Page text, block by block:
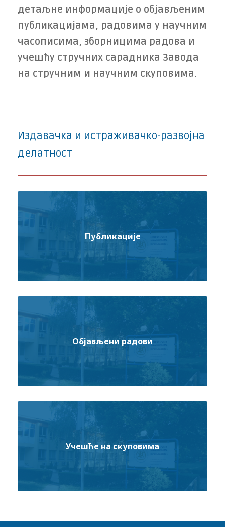
детаљне информације о објављеним
публикацијама, радовима у научним
часописима, зборницима радова и
учешћу стручних сарадника Завода
на стручним и научним скуповима.
Издавачка и истраживачко-развојна
делатност
Публикације
Објављени радови
Учешће на скуповима